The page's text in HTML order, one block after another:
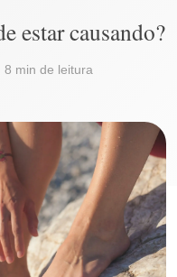
estar causando?
8 min de leitura